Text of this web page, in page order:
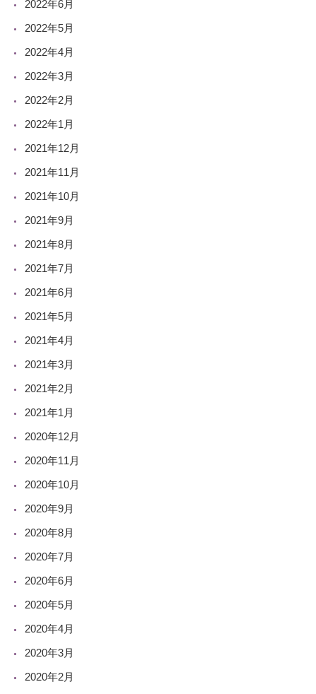
2022年6月
2022年5月
2022年4月
2022年3月
2022年2月
2022年1月
2021年12月
2021年11月
2021年10月
2021年9月
2021年8月
2021年7月
2021年6月
2021年5月
2021年4月
2021年3月
2021年2月
2021年1月
2020年12月
2020年11月
2020年10月
2020年9月
2020年8月
2020年7月
2020年6月
2020年5月
2020年4月
2020年3月
2020年2月